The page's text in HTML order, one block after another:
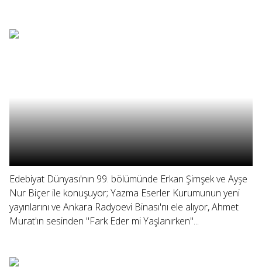
Edebiyat Dünyası'nın 99. bölümünde Erkan Şimşek ve Ayşe
Nur Biçer ile konuşuyor; Yazma Eserler Kurumunun yeni
yayınlarını ve Ankara Radyoevi Binası'nı ele alıyor, Ahmet
Murat'ın sesinden "Fark Eder mi Yaşlanırken"...